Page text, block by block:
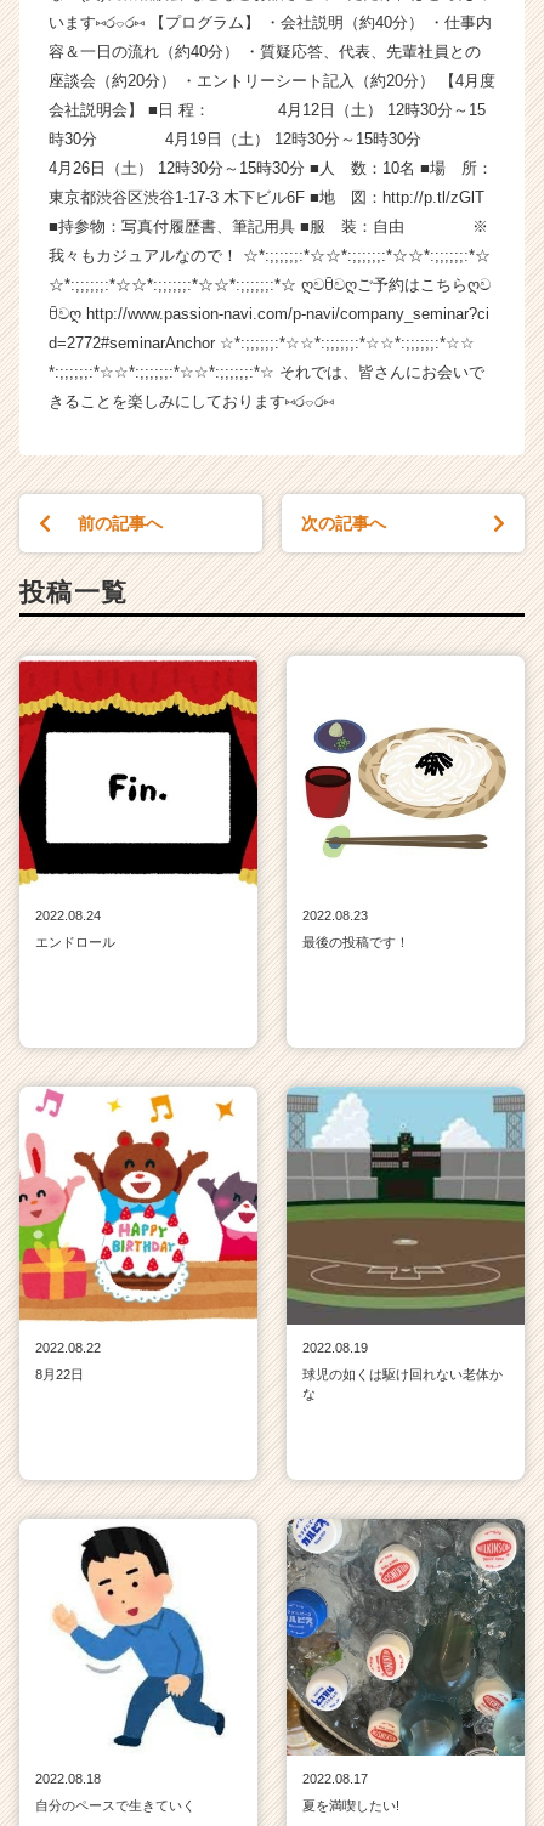
ラ
ン】
|
ベ
ン
チ
ャ
ー・
長
企
業
か
ら
ス
が
く
イ
チ
ア
h
e
e
r）
います⑅ර⌔ර⑅ 【プログラム】 ・会社説明（約40分） ・仕事内
容＆一日の流れ（約40分） ・質疑応答、代表、先輩社員との
座談会（約20分） ・エントリーシート記入（約20分） 【4月度
会社説明会】 ■日 程： 4月12日（土） 12時30分～15
時30分 4月19日（土） 12時30分～15時30分
4月26日（土） 12時30分～15時30分 ■人 数：10名 ■場 所：
東京都渋谷区渋谷1-17-3 木下ビル6F ■地 図：http://p.tl/zGlT
■持参物：写真付履歴書、筆記用具 ■服 装：自由 ※
我々もカジュアルなので！ ☆*:;;;;;;:*☆☆*:;;;;;;:*☆☆*:;;;;;;:*☆
☆*:;;;;;;:*☆☆*:;;;;;;:*☆☆*:;;;;;;:*☆ ღවꇳවღご予約はこちらღව
ꇳවღ http://www.passion-navi.com/p-navi/company_seminar?ci
d=2772#seminarAnchor ☆*:;;;;;;:*☆☆*:;;;;;;:*☆☆*:;;;;;;:*☆☆
*:;;;;;;:*☆☆*:;;;;;;:*☆☆*:;;;;;;:*☆ それでは、皆さんにお会いで
きることを楽しみにしております⑅ර⌔ර⑅
前の記事へ 次の記事へ
投稿一覧
2022.08.24
エンドロール
2022.08.23
最後の投稿です！
2022.08.22
8月22日
2022.08.19
球児の如くは駆け回れない老体か
な
2022.08.18
自分のペースで生きていく
2022.08.17
夏を満喫したい!